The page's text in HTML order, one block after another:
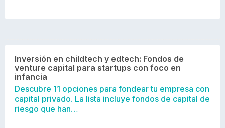
Inversión en childtech y edtech: Fondos de
venture capital para startups con foco en
infancia
Descubre 11 opciones para fondear tu empresa con
capital privado. La lista incluye fondos de capital de
riesgo que han…